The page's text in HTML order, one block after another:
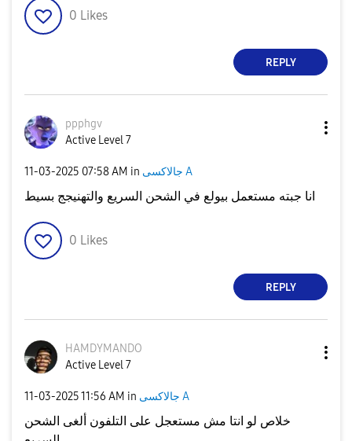
0 Likes
REPLY
ppphgv
Active Level 7
‎11-03-2025 07:58 AM in جالاكسى A
انا جبته مستعمل بيولع في الشحن السريع والتهنيجج بسيط
0 Likes
REPLY
HAMDYMANDO
Active Level 7
‎11-03-202511:56 AM in جالاكسى A
خلاص لو انتا مش مستعجل على التلفون ألغى الشحن